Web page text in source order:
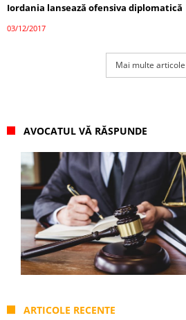
Iordania lansează ofensiva diplomatică
03/12/2017
Mai multe articole
AVOCATUL VĂ RĂSPUNDE
ARTICOLE RECENTE